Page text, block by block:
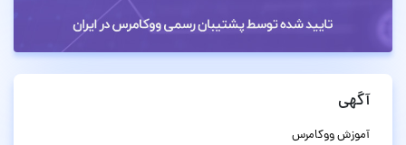
آگهی
آموزش ووکامرس